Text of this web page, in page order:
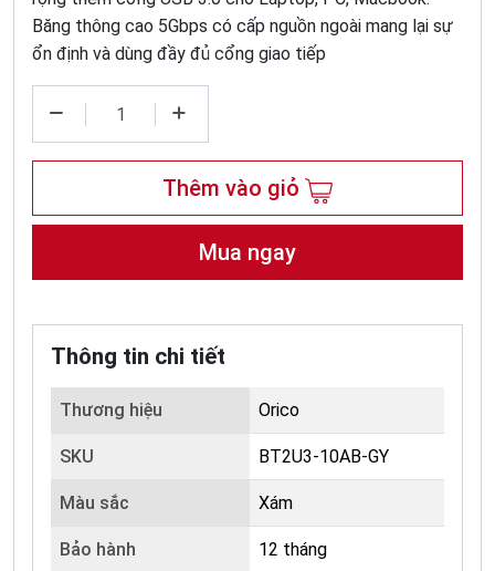
Băng thông cao 5Gbps có cấp nguồn ngoài mang lại sự
ổn định và dùng đầy đủ cổng giao tiếp
Thêm vào giỏ
Mua ngay
Thông tin chi tiết
Thương hiệu Orico
SKU BT2U3-10AB-GY
Màu sắc Xám
Bảo hành 12 tháng